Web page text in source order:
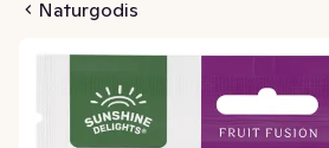
Naturgodis
Passionsfruktssmak